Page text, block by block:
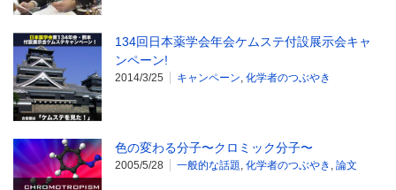
134回日本薬学会年会ケムステ付設展示会キャ
ンペーン!
2014/3/25 キャンペーン 化学者のつぶやき
色の変わる分子〜クロミック分子〜
2005/5/28 一般的な話題 化学者のつぶやき 論文